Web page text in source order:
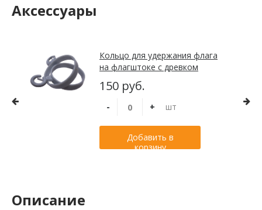
Аксессуары
Кольцо для удержания флага
на флагштоке с древком
диаметром до 55 мм
150 руб.
- + шт
Добавить в
корзину
Описание